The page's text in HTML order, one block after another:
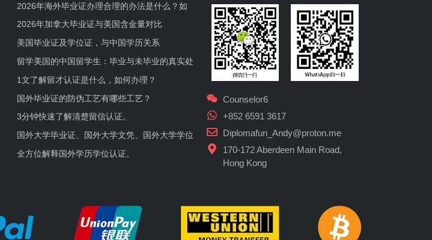
2026年海外毕业证办理合理的办法是什么？如
2026年加拿大毕业证与美国含金量对比
美国毕业证及学位证，与中国学历关系
留学美国的中国留学生：毕业与未毕业的真实处
1文了解留才认证是什么，如何办理？
国外毕业证的防伪工艺有哪些工艺？
3分钟快速了解清楚留信认证。
国外大学毕业证、国外大学文凭、国外大学学位
全方位解释国外学历学位认证。
Counselor6
+852 6591 3617
Diplomafun_Andy@proton.me
170-172 Aberdeen Main Road,
Hong Kong